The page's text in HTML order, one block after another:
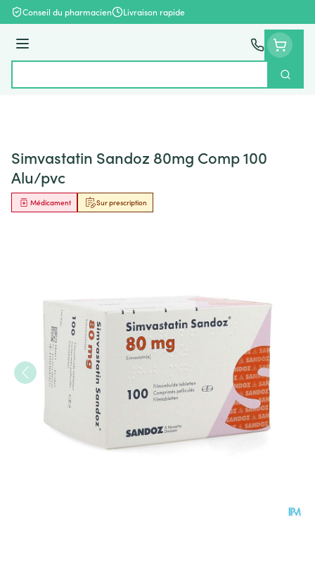
Aller au contenu
Conseil du pharmacien Livraison rapide
Menu
Simvastatin Sandoz 80mg Comp 100
Alu/pvc
Sur prescription
Médicament